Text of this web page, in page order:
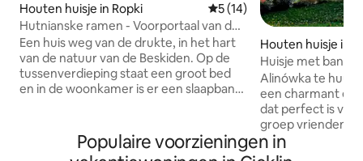
Houten huisje in Ropki Gemiddelde beoordeling
5 (14)
Hutnianske ramen - Voorportaal van de
hemel
Een huis weg van de drukte, in het hart
van de natuur van de Beskiden. ​Op de
tussenverdieping staat een groot bed
en in de woonkamer is er een slaapbank
verwarmd toilet, een projector voor
filmavonden, glasvezelinternet, een
Houten huisje in
Huisje met banya
Alinówka te huur
een charmant en
dat perfect is
groep vrienden
een rustig uitje
huisje ligt op een
Populaire voorzieningen in